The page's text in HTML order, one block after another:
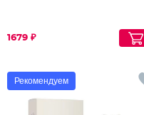
1679 ₽
Рекомендуем